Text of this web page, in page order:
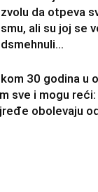
da otpeva
ali su joj se
30 godina u
sve i mogu
obolevaju